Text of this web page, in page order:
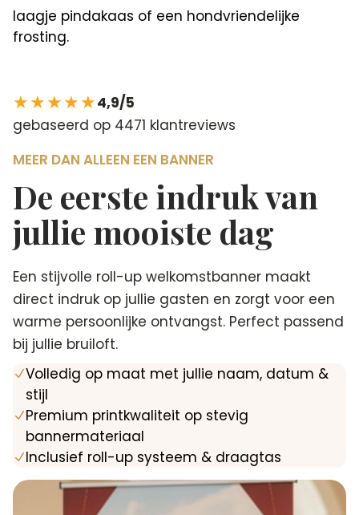
laagje pindakaas of een hondvriendelijke
frosting.
★★★★★4,9/5
gebaseerd op 4471 klantreviews
MEER DAN ALLEEN EEN BANNER
De eerste indruk van
jullie mooiste dag
Een stijvolle roll-up welkomstbanner maakt
direct indruk op jullie gasten en zorgt voor een
warme persoonlijke ontvangst. Perfect passend
bij jullie bruiloft.
NVolledig op maat met jullie naam, datum &
stijl
NPremium printkwaliteit op stevig
bannermateriaal
NInclusief roll-up systeem & draagtas